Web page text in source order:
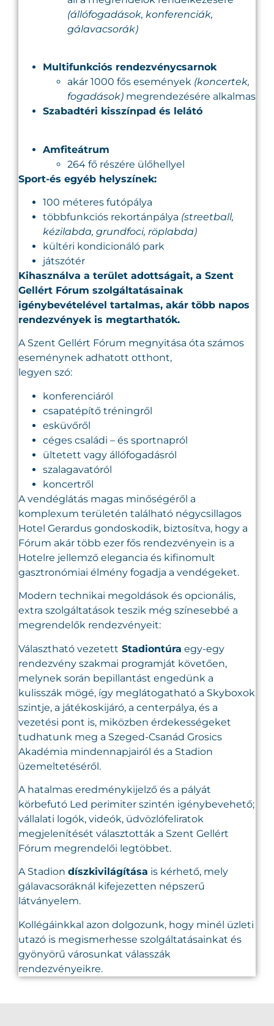
(állófogadások, konferenciák,
gálavacsorák)
Multifunkciós rendezvénycsarnok
akár 1000 fős események (koncertek,
fogadások) megrendezésére alkalmas
Szabadtéri kisszínpad és lelátó
Amfiteátrum
264 fő részére ülőhellyel
Sport-és egyéb helyszínek:
100 méteres futópálya
többfunkciós rekortánpálya (streetball,
kézilabda, grundfoci, röplabda)
kültéri kondicionáló park
játszótér
Kihasználva a terület adottságait, a Szent
Gellért Fórum szolgáltatásainak
igénybevételével tartalmas, akár több napos
rendezvények is megtarthatók.
A Szent Gellért Fórum megnyitása óta számos
eseménynek adhatott otthont,
legyen szó:
konferenciáról
csapatépítő tréningről
esküvőről
céges családi – és sportnapról
ültetett vagy állófogadásról
szalagavatóról
koncertről
A vendéglátás magas minőségéről a
komplexum területén található négycsillagos
Hotel Gerardus gondoskodik, biztosítva, hogy a
Fórum akár több ezer fős rendezvényein is a
Hotelre jellemző elegancia és kifinomult
gasztronómiai élmény fogadja a vendégeket.
Modern technikai megoldások és opcionális,
extra szolgáltatások teszik még színesebbé a
megrendelők rendezvényeit:
Választható vezetett Stadiontúra egy-egy
rendezvény szakmai programját követően,
melynek során bepillantást engedünk a
kulisszák mögé, így meglátogatható a Skyboxok
szintje, a játékoskijáró, a centerpálya, és a
vezetési pont is, miközben érdekességeket
tudhatunk meg a Szeged-Csanád Grosics
Akadémia mindennapjairól és a Stadion
üzemeltetéséről.
A hatalmas eredménykijelző és a pályát
körbefutó Led perimiter szintén igénybevehető;
vállalati logók, videók, üdvözlófeliratok
megjelenítését választották a Szent Gellért
Fórum megrendelői legtöbbet.
A Stadion díszkivilágítása is kérhető, mely
gálavacsoráknál kifejezetten népszerű
látványelem.
Kollégáinkkal azon dolgozunk, hogy minél üzleti
utazó is megismerhesse szolgáltatásainkat és
gyönyörű városunkat válasszák
rendezvényeikre.